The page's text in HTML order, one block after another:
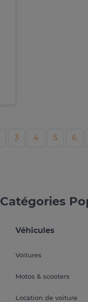
3 4 5 6
Catégories
Véhicules
Voitures
Motos & scooters
Location de voiture